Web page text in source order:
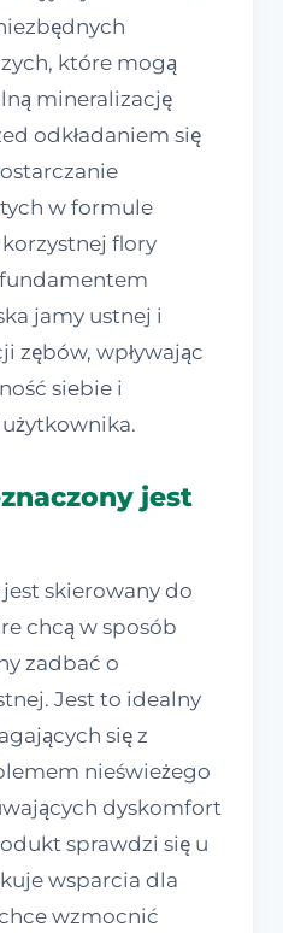
które mogą
mineralizację
odkładaniem się
w formule
flory
jamy ustnej i
zębów, wpływając
siebie i
jest
skierowany do
chcą w sposób
zadbać o
Jest to idealny
się z
nieświeżego
dyskomfort
sprawdzi się u
wsparcia dla
wzmocnić